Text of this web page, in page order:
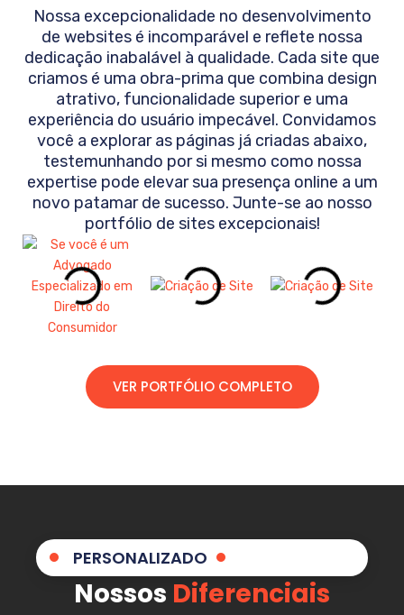
Nossa excepcionalidade no desenvolvimento
de websites é incomparável e reflete nossa
dedicação inabalável à qualidade. Cada site que
criamos é uma obra-prima que combina design
atrativo, funcionalidade superior e uma
experiência do usuário impecável. Convidamos
você a explorar as páginas já criadas abaixo,
testemunhando por si mesmo como nossa
expertise pode elevar sua presença online a um
novo patamar de sucesso. Junte-se ao nosso
portfólio de sites excepcionais!
VER PORTFÓLIO COMPLETO
PERSONALIZADO
Nossos Diferenciais